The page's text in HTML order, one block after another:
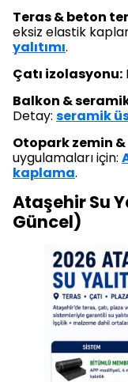
Teras & beton
eksiz elastik
yalıtımı.
Çatı izolasyonu:
Balkon &
Detay: seramik
Otopark zemin &
uygulamaları için:
kaplama.
Ataşehir Su
Güncel)